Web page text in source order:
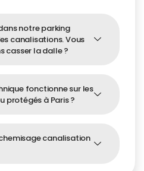
notre parking
canalisations. Vous
casser la dalle ?
fonctionne sur les
protégés à Paris ?
canalisation